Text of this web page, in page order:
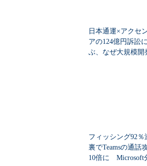
日本通運×アクセ
アの124億円訴訟
ぶ、なぜ大規模開
フィッシング92％
裏でTeamsの通話
10倍に Microsoft